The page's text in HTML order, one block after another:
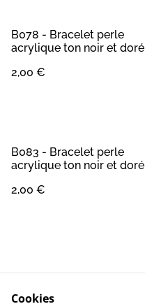
B078 - Bracelet perle
acrylique ton noir et doré
2,00 €
B083 - Bracelet perle
acrylique ton noir et doré
2,00 €
Cookies